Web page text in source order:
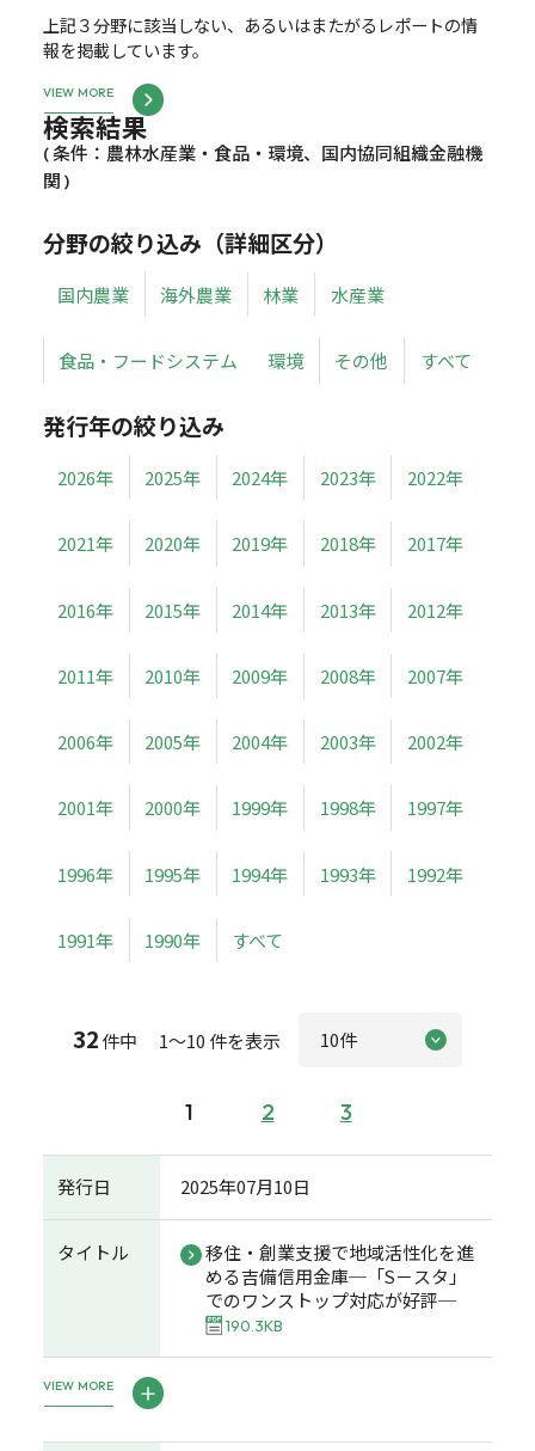
上記３分野に該当しない、あるいはまたがるレポートの情
報を掲載しています。
VIEW MORE
検索結果
( 条件：農林水産業・食品・環境、国内協同組織金融機
関 )
分野の絞り込み（詳細区分）
国内農業 海外農業 林業 水産業
食品・フードシステム 環境 その他 すべて
発行年の絞り込み
2026年 2025年 2024年 2023年 2022年
2021年 2020年 2019年 2018年 2017年
2016年 2015年 2014年 2013年 2012年
2011年 2010年 2009年 2008年 2007年
2006年 2005年 2004年 2003年 2002年
2001年 2000年 1999年 1998年 1997年
1996年 1995年 1994年 1993年 1992年
1991年 1990年 すべて
32件中 1～10 件を表示
1 2 3
発行日 2025年07月10日
タイトル
移住・創業支援で地域活性化を進
める吉備信用金庫─「S－スタ」
でのワンストップ対応が好評─
190.3KB
VIEW MORE